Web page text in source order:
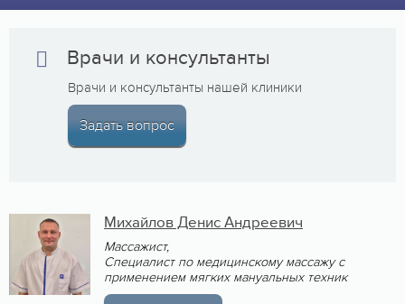
Врачи и консультанты
Врачи и консультанты нашей клиники
Задать вопрос
Михайлов Денис Андреевич
Массажист,
Специалист по медицинскому массажу с
применением мягких мануальных техник